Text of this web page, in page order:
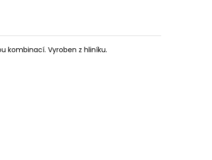
kombinací. Vyroben z hliníku.